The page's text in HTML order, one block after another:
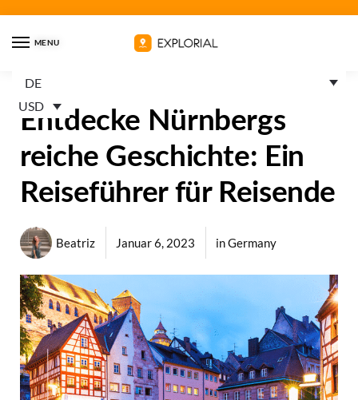
MENU
DE
USD
Entdecke Nürnbergs
reiche Geschichte: Ein
Reiseführer für Reisende
Beatriz Januar 6, 2023 inGermany